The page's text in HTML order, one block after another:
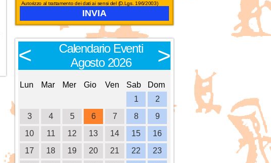
Autorizzo al trattamento dei dati ai sensi del (D.Lgs. 196/2003)
25
<
Calendario Eventi
Agosto 2026
>
Lun Mar Mer Gio Ven Sab
Dom
1
2
3
4 5 6 7 8
9
10
11 12 13 14 15
16
17
18 19 20 21 22
23
Mar
1
3
8 10
11
17
18
24
25